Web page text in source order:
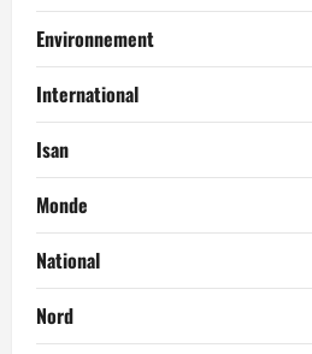
Environnement
International
Isan
Monde
National
Nord